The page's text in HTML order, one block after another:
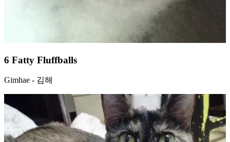
6 Fatty Fluffballs
Gimhae - 김해